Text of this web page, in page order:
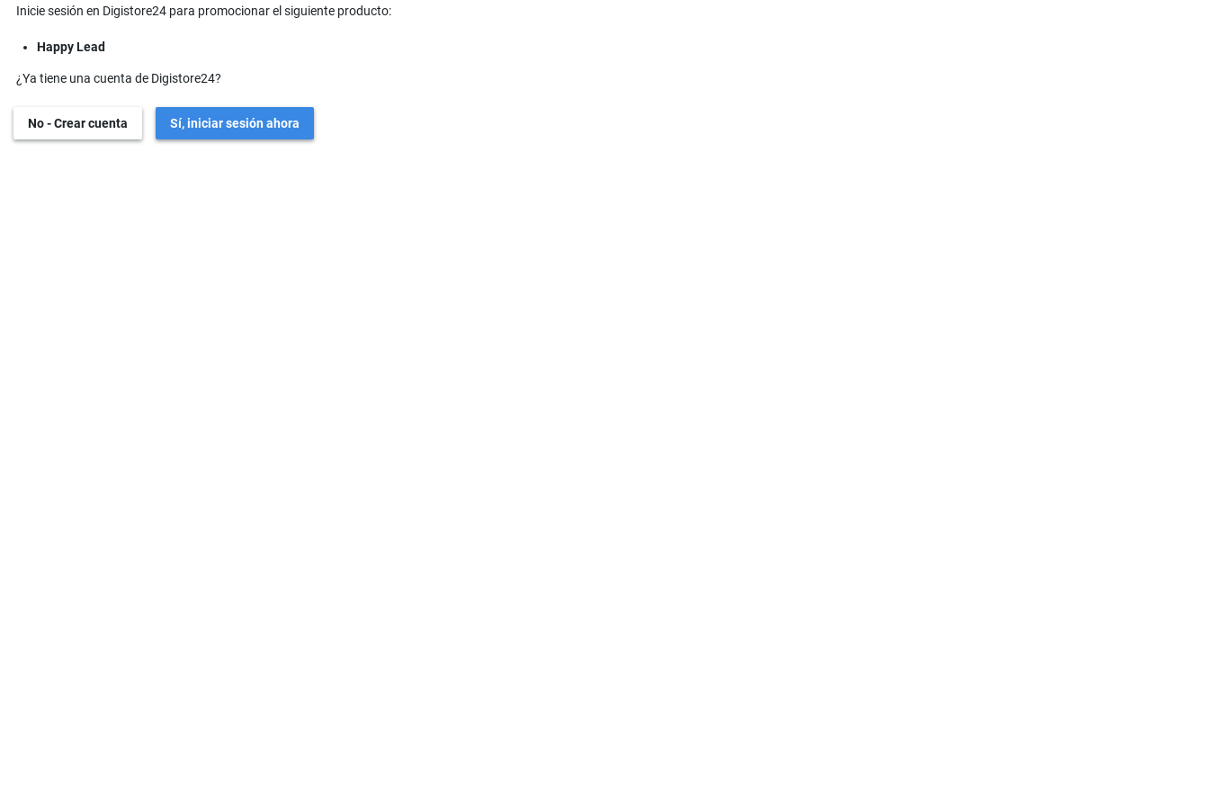
Inicie sesión en Digistore24 para promocionar el siguiente producto:
Happy Lead
¿Ya tiene una cuenta de Digistore24?
No - Crear cuenta Sí, iniciar sesión ahora